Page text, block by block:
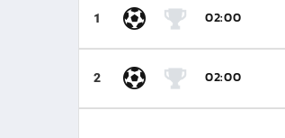
1 02:00
2 02:00